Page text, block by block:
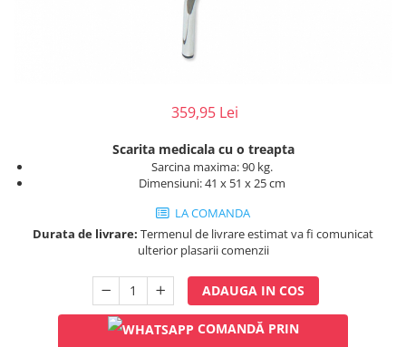
Statii gaze medicinale
Prize gaze medicinale
Regulatoare presiune gaze
Butelii gaze medicale
Carucioare butelii gaze
Conectori gaze medicinale
Componente statii gaze
Panouri control si alarmare
359,95 Lei
Scarita medicala cu o treapta
Sarcina maxima: 90 kg.
Dimensiuni: 41 x 51 x 25 cm
LA COMANDA
Durata de livrare: Termenul de livrare estimat va fi comunicat
ulterior plasarii comenzii
ADAUGA IN COS
COMANDĂ PRIN